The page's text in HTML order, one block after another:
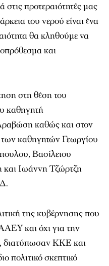
στις προτεραιότητές μας
του νερού είναι ένα
θα κληθούμε να
και
στη θέση του
καθηγητή
καθώς και στον
καθηγητών Γεωργίου
Βασίλειου
Ιωάννη Τζώρτζη
της κυβέρνησης που
και όχι για την
διατύπωσαν ΚΚΕ και
πολιτικό σκεπτικό